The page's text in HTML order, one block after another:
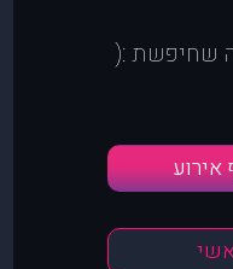
שחיפשת :(
אירוע